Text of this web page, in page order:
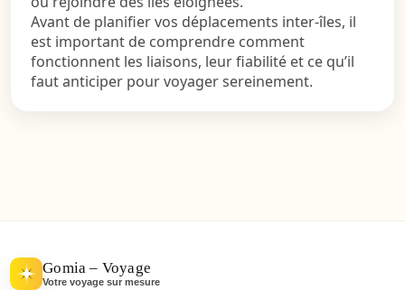
Avant de planifier vos déplacements inter-îles, il
est important de comprendre comment
fonctionnent les liaisons, leur fiabilité et ce qu’il
faut anticiper pour voyager sereinement.
Gomia – Voyage
Votre voyage sur mesure